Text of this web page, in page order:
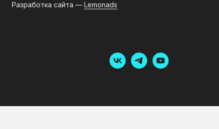
Разработка сайта — Lemonads